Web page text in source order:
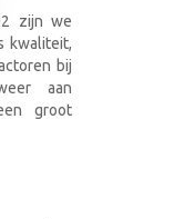
zijn we
kwaliteit,
bij
aan
groot